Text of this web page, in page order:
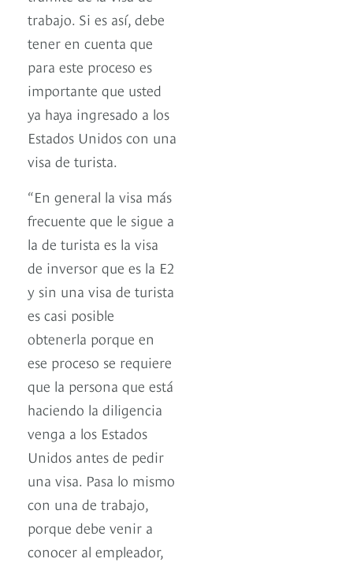
trabajo. Si es así, debe
tener en cuenta que
para este proceso es
importante que usted
ya haya ingresado a los
Estados Unidos con una
visa de turista.
“En general la visa más
frecuente que le sigue a
la de turista es la visa
de inversor que es la E2
y sin una visa de turista
es casi posible
obtenerla porque en
ese proceso se requiere
que la persona que está
haciendo la diligencia
venga a los Estados
Unidos antes de pedir
una visa. Pasa lo mismo
con una de trabajo,
porque debe venir a
conocer al empleador,